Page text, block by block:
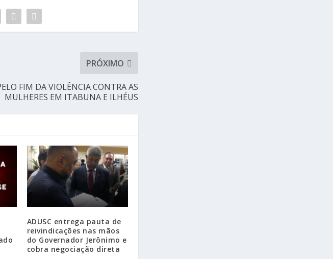
PRÓXIMO
FIM DA VIOLÊNCIA CONTRA AS
MULHERES EM ITABUNA E ILHÉUS
ADUSC entrega pauta de
reivindicações nas mãos
do Governador Jerônimo e
cobra negociação direta